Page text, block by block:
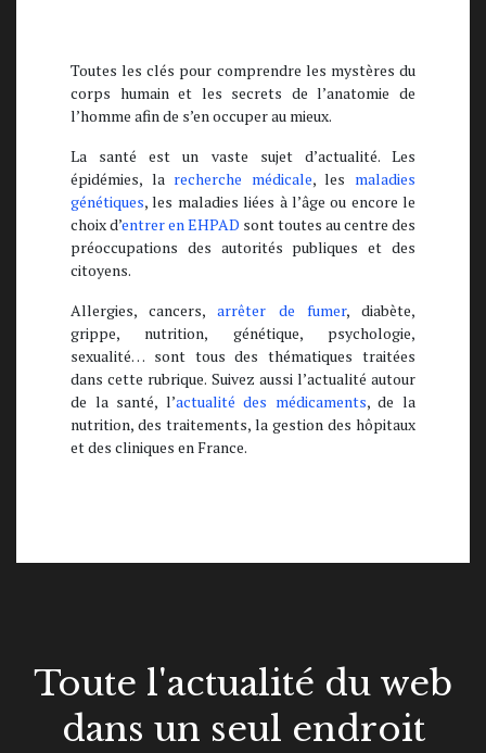
Toutes les clés pour comprendre les mystères du
corps humain et les secrets de l’anatomie de
l’homme afin de s’en occuper au mieux.
La santé est un vaste sujet d’actualité. Les
épidémies, la recherche médicale, les maladies
génétiques, les maladies liées à l’âge ou encore le
choix d’entrer en EHPAD sont toutes au centre des
préoccupations des autorités publiques et des
citoyens.
Allergies, cancers,arrêter de fumer, diabète,
grippe, nutrition, génétique, psychologie,
sexualité… sont tous des thématiques traitées
dans cette rubrique. Suivez aussi l’actualité autour
de la santé, l’actualité des médicaments, de la
nutrition, des traitements, la gestion des hôpitaux
et des cliniques en France.
Toute l'actualité du web
dans un seul endroit